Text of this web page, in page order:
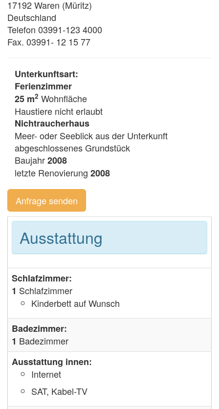
17192 Waren (Müritz)
Deutschland
Telefon 03991-123 4000
Fax. 03991- 12 15 77
Unterkunftsart:
Ferienzimmer
25 m2 Wohnfläche
Haustiere nicht erlaubt
Nichtraucherhaus
Meer- oder Seeblick aus der Unterkunft
abgeschlossenes Grundstück
Baujahr2008
letzte Renovierung 2008
Anfrage senden
Ausstattung
Schlafzimmer:
1 Schlafzimmer
Kinderbett auf Wunsch
Badezimmer:
1 Badezimmer
Ausstattung innen:
Internet
SAT, Kabel-TV